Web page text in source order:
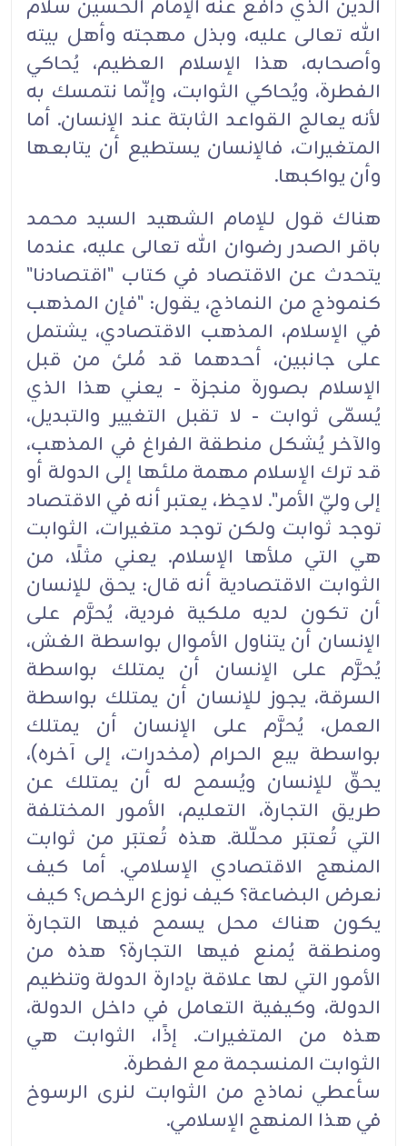
الدين الذي دافع عنه الإمام ‏الحسين سلام
الله تعالى ‏عليه، وبذل مهجته وأهل بيته
وأصحابه، هذا الإسلام العظيم، يُحاكي
الفطرة، ‏ويُحاكي الثوابت، وإنّما نتمسك به
لأنه يعالج القواعد الثابتة ‏عند الإنسان. أما
المتغيرات، فالإنسان يستطيع أن ‏يتابعها
وأن يواكبها. ‏
هناك قول للإمام الشهيد السيد محمد
باقر الصدر رضوان الله تعالى عليه، عندما
‏يتحدث عن الاقتصاد في ‏كتاب "اقتصادنا"
كنموذج من النماذج، يقول: "فإن المذهب
في الإسلام، المذهب الاقتصادي، يشتمل
على ‏جانبين، ‏أحدهما قد مُلئ من قبل
الإسلام بصورة منجزة - يعني هذا الذي
يُسمّى ثوابت - لا تقبل التغيير ‏والتبديل،
والآخر يُشكل منطقة الفراغ في ‏المذهب،
قد ترك الإسلام مهمة ملئها إلى الدولة أو
إلى وليّ الأمر". ‏لاحِظ، يعتبر أنه في الاقتصاد
توجد ثوابت ولكن توجد متغيرات، الثوابت
هي ‏التي ملأها الإسلام. يعني مثلًا، ‏من
الثوابت الاقتصادية أنه قال: يحق للإنسان
أن تكون لديه ملكية فردية، يُحرَّم على
الإنسان أن يتناول ‏‏الأموال بواسطة الغش،
يُحرَّم على الإنسان أن يمتلك بواسطة
السرقة، يجوز للإنسان أن يمتلك بواسطة
‏العمل، يُحرَّم على الإنسان أن يمتلك
‏بواسطة بيع الحرام (مخدرات، إلى آخره)،
يحقّ للإنسان ويُسمح له أن ‏يمتلك عن
طريق التجارة، التعليم، الأمور المختلفة
التي تُعتبَر ‏محلّلة. هذه تُعتبَر من ثوابت
المنهج الاقتصادي ‏الإسلامي. أما كيف
نعرض البضاعة؟ كيف نوزع الرخص؟ كيف
يكون هناك محل يسمح فيها التجارة
‏ومنطقة يُمنع فيها التجارة؟ هذه من
الأمور التي لها علاقة بإدارة الدولة وتنظيم
الدولة، وكيفية التعامل في ‏داخل الدولة،
هذه من ‏المتغيرات. إذًا، الثوابت هي
الثوابت المنسجمة مع الفطرة. ‏
سأعطي نماذج من الثوابت لنرى الرسوخ
في هذا المنهج الإسلامي.‏